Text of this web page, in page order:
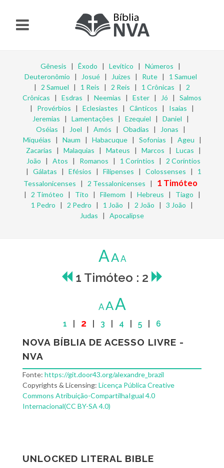
Gênesis | Êxodo | Levítico | Números |
Deuteronômio | Josué| Juízes | Rute| 1 Samuel
| 2 Samuel | 1 Reis | 2 Reis | 1 Crônicas | 2
Crônicas | Esdras | Neemias | Ester | Jó | Salmos
| Provérbios | Eclesiastes | Cânticos | Isaías |
Jeremias | Lamentações | Ezequiel | Daniel |
Oséias | Joel | Amós | Obadias | Jonas |
Miquéias | Naum | Habacuque| Sofonias | Ageu |
Zacarias | Malaquias | Mateus | Marcos | Lucas |
João | Atos | Romanos | 1 Coríntios | 2 Coríntios
| Gálatas | Efésios | Filipenses | Colossenses | 1
Tessalonicenses | 2 Tessalonicenses | 1 Timóteo
| 2 Timóteo | Tito | Filemom | Hebreus | Tiago |
1 Pedro | 2 Pedro | 1 João | 2 João | 3 João |
Judas | Apocalipse
AAA
1 Timóteo : 2
AAA
1 2 3 4 5 6
NOVA BÍBLIA DE ACESSO LIVRE -
NVA
Fonte: https://git.door43.org/alexandre_brazil
Copyrights & Licensing: Licença Pública Creative
Commons Atribuição-CompartilhaIgual 4.0
Internacional(CC BY-SA 4.0)
UNLOCKED LITERAL BIBLE